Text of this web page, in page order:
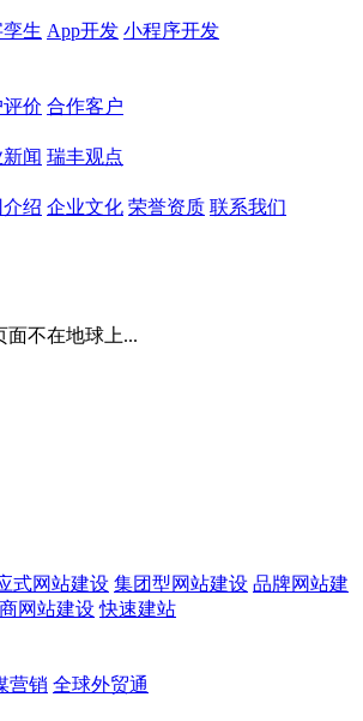
生 App开发 小程序开发
价 合作客户
闻 瑞丰观点
绍 企业文化 荣誉资质 联系我们
面不在地球上...
式网站建设 集团型网站建设 品牌网站建
网站建设 快速建站
营销 全球外贸通